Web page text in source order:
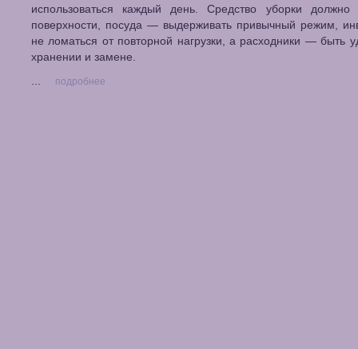
использоваться каждый день. Средство уборки должно
поверхности, посуда — выдерживать привычный режим,
не ломаться от повторной нагрузки, а расходники — быть
хранении и замене.
...
подробнее